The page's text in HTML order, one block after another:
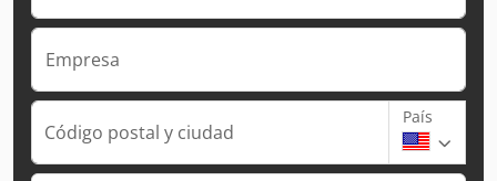
Empresa
Código postal y ciudad
País